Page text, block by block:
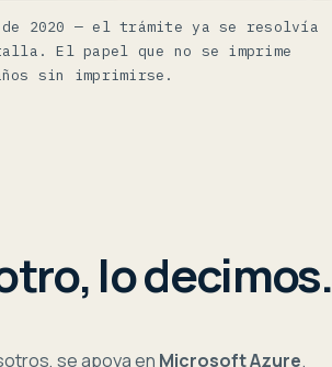
de 2020 — el trámite ya se resolvía
El papel que no se imprime
sin imprimirse.
lo decimos.
se apoya en Microsoft Azure.